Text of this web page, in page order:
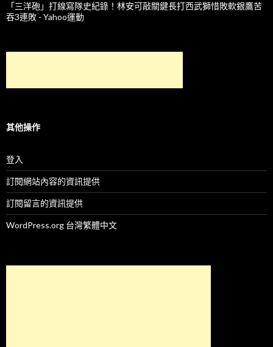
「三洋砲」打線寫隊史紀錄！林安可敲關鍵長打西武獅惜敗軟銀鷹苦
吞3連敗 - Yahoo運動
其他操作
登入
訂閱網站內容的資訊提供
訂閱留言的資訊提供
WordPress.org 台灣繁體中文